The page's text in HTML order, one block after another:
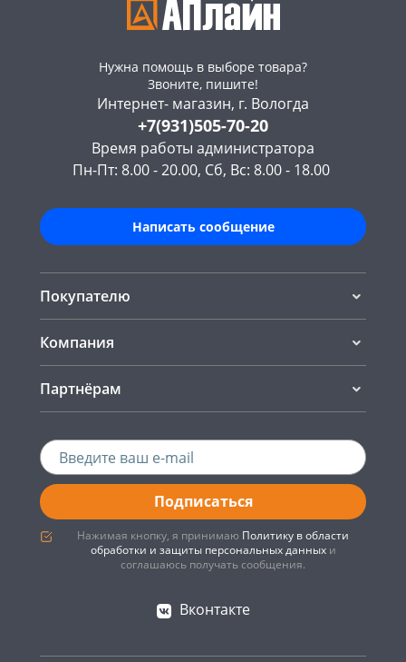
Нужна помощь в выборе товара?
Звоните, пишите!
Интернет- магазин, г. Вологда
+7(931)505-70-20
Время работы администратора
Пн-Пт: 8.00 - 20.00, Сб, Вс: 8.00 - 18.00
Написать сообщение
Покупателю
Компания
Партнёрам
Подписаться
Нажимая кнопку, я принимаю Политику в области
обработки и защиты персональных данныхи
соглашаюсь получать сообщения.
Вконтакте